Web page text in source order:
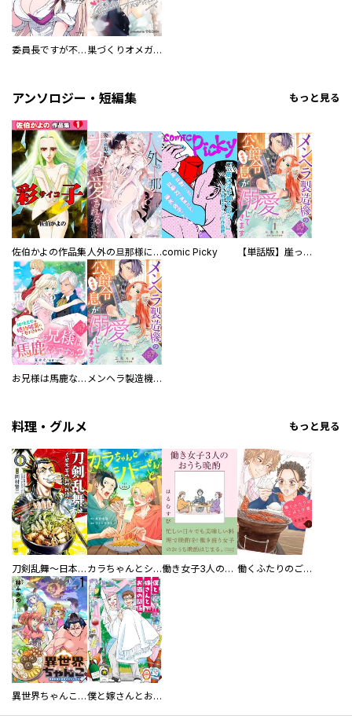
委員長ですが不良になるほど恋してます！ 巣づくりオメガバース
アンソロジー・短編集 もっと見る
佐伯かよの作品集 人外の旦那様に娶られ毎晩ナカまで愛される…。アンソロジーcomic Picky 【単話版】崖っぷち令嬢ですが、意地と策略で幸せになります！シリーズ
お兄様は馬鹿なんですか？～地味王女は婚約破棄に巻き込まれる～ メンヘラ製造機の公爵令息（過保護）が溺愛してきます
料理・グルメ もっと見る
刀剣乱舞～日本号つれづれ酒～ カラちゃんとシトーさんと、 【分冊版】 働き女子3人のおうち晩酌 働くふたりのごほうび飯
異世界ちゃんこ～横綱目前に召喚されたんだが～ 【連載版】 僕と嫁さんとお酒の関係